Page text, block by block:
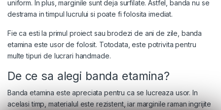
uniform. In plus, marginile sunt deja surfilate. Astfel, banda nu se
destrama in timpul lucrului si poate fi folosita imediat.
Fie ca esti la primul proiect sau brodezi de ani de zile, banda
etamina este usor de folosit. Totodata, este potrivita pentru
multe tipuri de lucrari handmade.
De ce sa alegi banda etamina?
Banda etamina este apreciata pentru ca se lucreaza usor. In
acelasi timp, materialul este rezistent, iar marginile raman ingrijite